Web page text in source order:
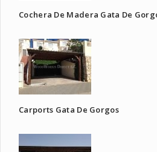
Cochera De Madera Gata De
Carports Gata De Gorgos